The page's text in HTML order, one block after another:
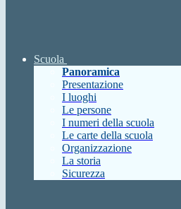
Scuola
Panoramica
Presentazione
I luoghi
Le persone
I numeri della scuola
Le carte della scuola
Organizzazione
La storia
Sicurezza